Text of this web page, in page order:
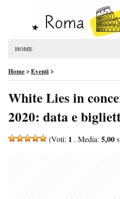
HOME
Home>Eventi>
White Lies in
2020: data e
(Voti: 1 . Media: 5,00